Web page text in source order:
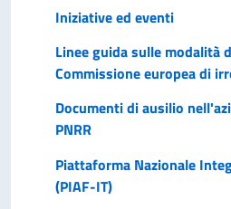
Iniziative ed eventi
Linee guida sulle modalità
Commissione europea di
Documenti di ausilio
PNRR
Piattaforma Nazionale
(PIAF-IT)